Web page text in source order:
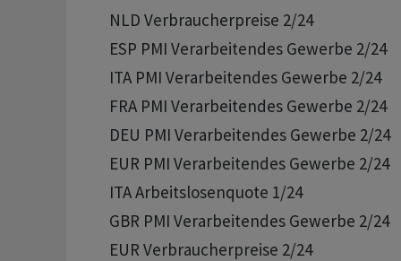
      NLD Verbraucherpreise 2/24
      ESP PMI Verarbeitendes Gewerbe 2/24
      ITA PMI Verarbeitendes Gewerbe 2/24
      FRA PMI Verarbeitendes Gewerbe 2/24
      DEU PMI Verarbeitendes Gewerbe 2/24
      EUR PMI Verarbeitendes Gewerbe 2/24
      ITA Arbeitslosenquote 1/24
      GBR PMI Verarbeitendes Gewerbe 2/24
      EUR Verbraucherpreise 2/24